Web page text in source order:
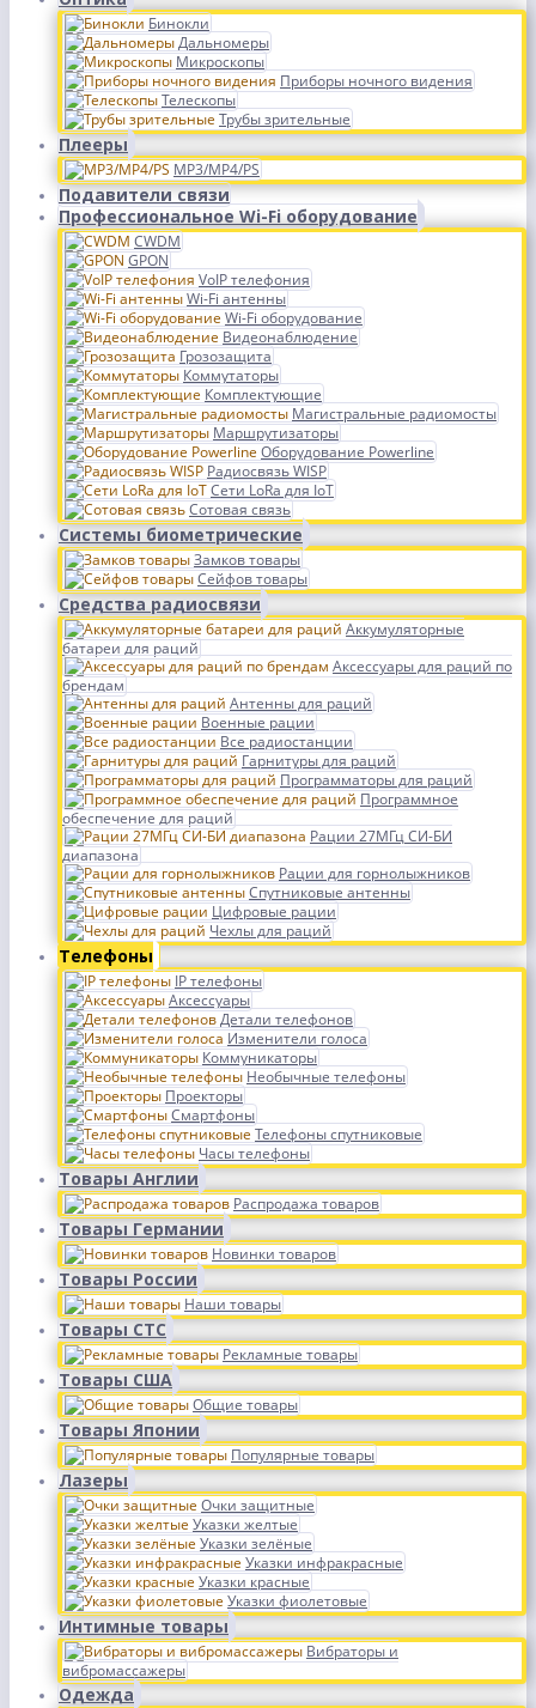
Бинокли
Дальномеры
Микроскопы
Приборы ночного видения
Телескопы
Трубы зрительные
Плееры
MP3/MP4/PS
Подавители связи
Профессиональное Wi-Fi оборудование
CWDM
GPON
VoIP телефония
Wi-Fi антенны
Wi-Fi оборудование
Видеонаблюдение
Грозозащита
Коммутаторы
Комплектующие
Магистральные радиомосты
Маршрутизаторы
Оборудование Powerline
Радиосвязь WISP
Сети LoRa для IoT
Сотовая связь
Системы биометрические
Замков товары
Сейфов товары
Средства радиосвязи
Аккумуляторные
батареи для раций
Аксессуары для раций по
брендам
Антенны для раций
Военные рации
Все радиостанции
Гарнитуры для раций
Программаторы для раций
Программное
обеспечение для раций
Рации 27МГц СИ-БИ
диапазона
Рации для горнолыжников
Спутниковые антенны
Цифровые рации
Чехлы для раций
Телефоны
IP телефоны
Аксессуары
Детали телефонов
Изменители голоса
Коммуникаторы
Необычные телефоны
Проекторы
Смартфоны
Телефоны спутниковые
Часы телефоны
Товары Англии
Распродажа товаров
Товары Германии
Новинки товаров
Товары России
Наши товары
Товары СТС
Рекламные товары
Товары США
Общие товары
Товары Японии
Популярные товары
Лазеры
Очки защитные
Указки желтые
Указки зелёные
Указки инфракрасные
Указки красные
Указки фиолетовые
Интимные товары
Вибраторы и
вибромассажеры
Одежда